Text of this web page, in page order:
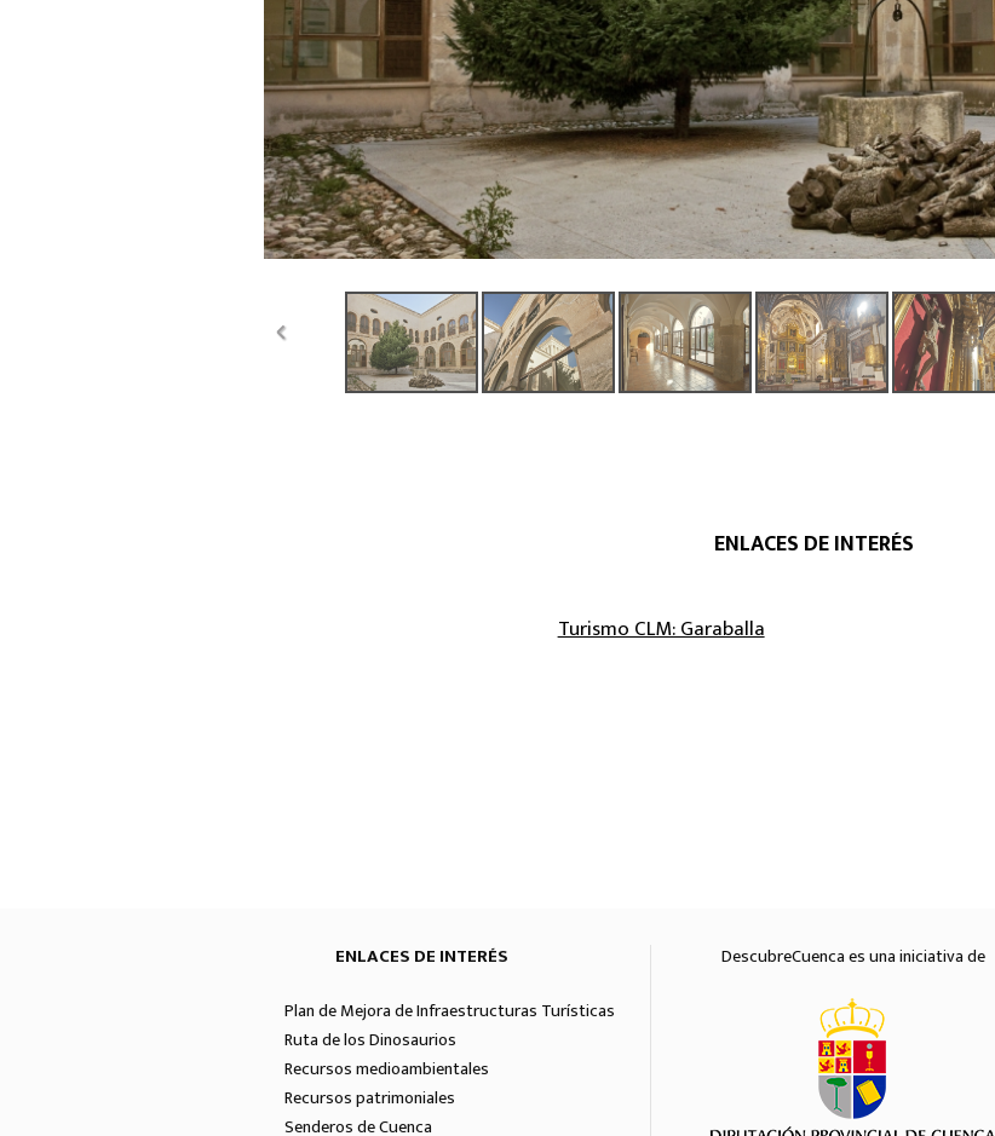
ENLACES DE INTERÉS
Turismo CLM: Garaballa
ENLACES DE INTERÉS
Plan de Mejora de Infraestructuras Turísticas
Ruta de los Dinosaurios
Recursos medioambientales
Recursos patrimoniales
Senderos de Cuenca
DescubreCuenca es una iniciativa de